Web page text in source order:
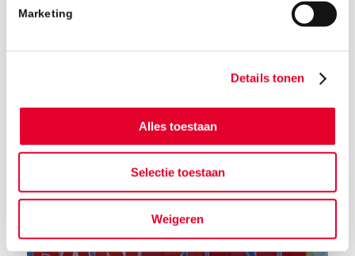
Marketing
Details tonen
Alles toestaan
Selectie toestaan
Weigeren